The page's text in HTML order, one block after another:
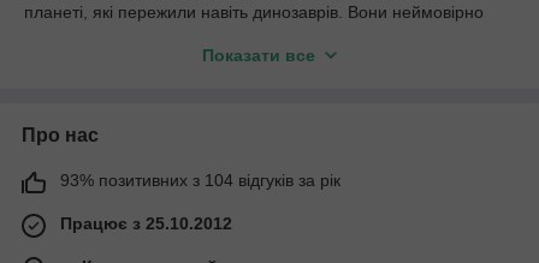
планеті, які пережили навіть динозаврів. Вони неймовірно
прогресією і можуть вижити в будь-яких, самих складних
ними, наслідки будуть згубні.
Важливо, щоб у отруйному препараті містилися компоненти
компоненти, здатні приманити їх. Більшість отруйних речовин
Показати все
Про нас
93% позитивних з 104 відгуків за рік
Працює з 25.10.2012